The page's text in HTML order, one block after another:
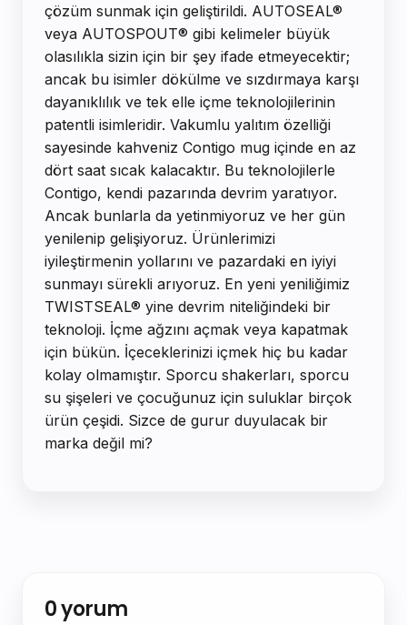
çözüm sunmak için geliştirildi. AUTOSEAL®
veya AUTOSPOUT® gibi kelimeler büyük
olasılıkla sizin için bir şey ifade etmeyecektir;
ancak bu isimler dökülme ve sızdırmaya karşı
dayanıklılık ve tek elle içme teknolojilerinin
patentli isimleridir. Vakumlu yalıtım özelliği
sayesinde kahveniz Contigo mug içinde en az
dört saat sıcak kalacaktır. Bu teknolojilerle
Contigo, kendi pazarında devrim yaratıyor.
Ancak bunlarla da yetinmiyoruz ve her gün
yenilenip gelişiyoruz. Ürünlerimizi
iyileştirmenin yollarını ve pazardaki en iyiyi
sunmayı sürekli arıyoruz. En yeni yeniliğimiz
TWISTSEAL® yine devrim niteliğindeki bir
teknoloji. İçme ağzını açmak veya kapatmak
için bükün. İçeceklerinizi içmek hiç bu kadar
kolay olmamıştır. Sporcu shakerları, sporcu
su şişeleri ve çocuğunuz için suluklar birçok
ürün çeşidi. Sizce de gurur duyulacak bir
marka değil mi?
0 yorum